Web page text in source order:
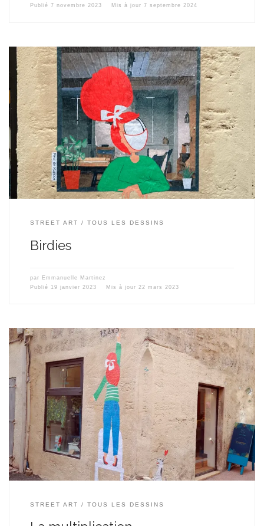
Publié 7 novembre 2023 Mis à jour 7 septembre 2024
Pour mon premier collage de 2023, il me semble que je monte
d’un cran : désormais mes collages sont en Réalité Augmentée !
Tout d’abord, qu’est-ce que la Réalité Augmentée ? La réalité
augmentée (ou RA) est une technologie qui permet d’intégrer des
éléments virtuels en 2D ou 3D (en temps réel) […]
STREET ART TOUS LES DESSINS
Birdies
par Emmanuelle Martinez
Publié 19 janvier 2023 Mis à jour 22 mars 2023
Vendredi 7 octobre 2022, à l’angle de la rue des Multipliants et de
la rue du Puits du temple à Montpellier, sur les murs de la
boutique « Merveilles » j’ai collé un dessin à l’esprit matheux pour
faire un clin d’œil aux « multipliants »… Avec la complicité de
Sylvie, tenancière de la […]
STREET ART TOUS LES DESSINS